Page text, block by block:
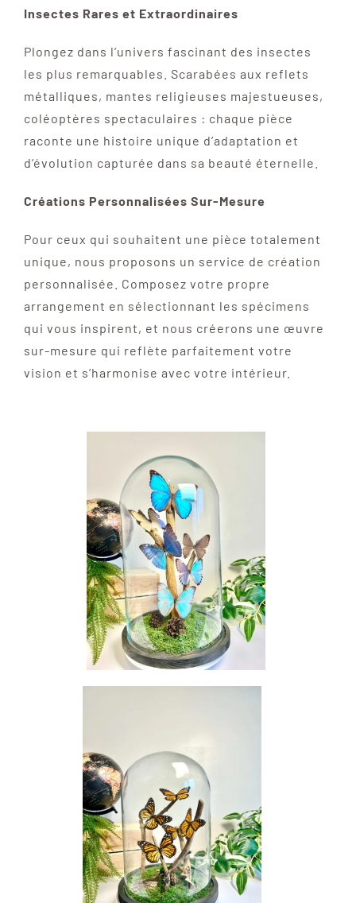
Insectes Rares et Extraordinaires
Plongez dans l’univers fascinant des insectes
les plus remarquables. Scarabées aux reflets
métalliques, mantes religieuses majestueuses,
coléoptères spectaculaires : chaque pièce
raconte une histoire unique d’adaptation et
d’évolution capturée dans sa beauté éternelle.
Créations Personnalisées Sur-Mesure
Pour ceux qui souhaitent une pièce totalement
unique, nous proposons un service de création
personnalisée. Composez votre propre
arrangement en sélectionnant les spécimens
qui vous inspirent, et nous créerons une œuvre
sur-mesure qui reflète parfaitement votre
vision et s’harmonise avec votre intérieur.